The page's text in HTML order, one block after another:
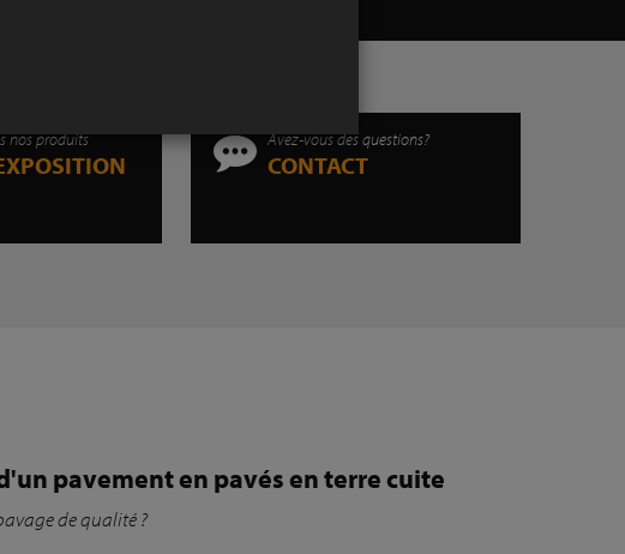
nos produits Avez-vous des questions?
CONTACT
pavement en pavés en terre cuite
de qualité ?